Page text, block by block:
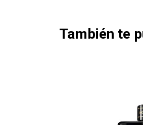
También te